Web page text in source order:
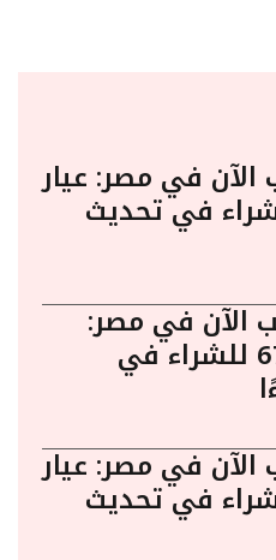
الآن في مصر: عيار
6730 للشراء في تحديث
الآن في مصر:
عيار 24 يسجل 6745 للشراء في
الآن في مصر: عيار
6735 للشراء في تحديث